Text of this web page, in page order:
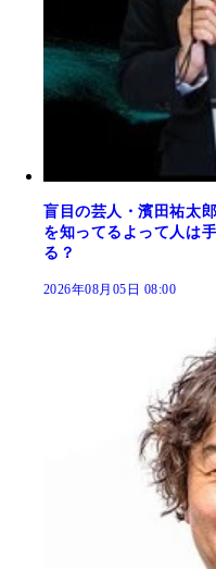
盲目の芸人・濱田祐太
を知ってるよって人は
る？
2026年08月05日 08:00